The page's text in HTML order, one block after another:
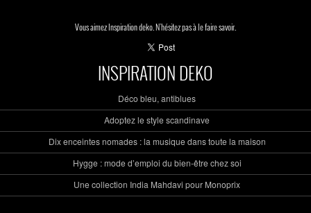
Vous aimez Inspiration deko. N'hésitez pas à le faire savoir.
INSPIRATION DEKO
Déco bleu, antiblues
Adoptez le style scandinave
Dix enceintes nomades : la musique dans toute la maison
Hygge : mode d’emploi du bien-être chez soi
Une collection India Mahdavi pour Monoprix